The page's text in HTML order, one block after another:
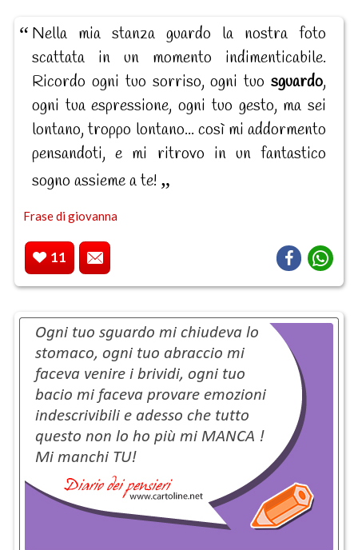
Nella mia stanza guardo la nostra foto
scattata in un momento indimenticabile.
Ricordo ogni tuo sorriso, ogni tuo sguardo,
ogni tua espressione, ogni tuo gesto, ma sei
lontano, troppo lontano... così mi addormento
pensandoti, e mi ritrovo in un fantastico
sogno assieme a te!
Frase di giovanna
11